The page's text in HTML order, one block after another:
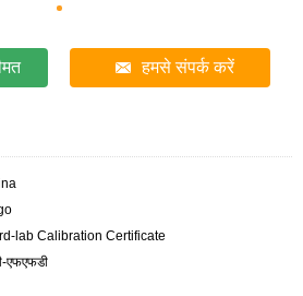
हमसे संपर्क करें
lab Calibration Certificate
एफएफडी